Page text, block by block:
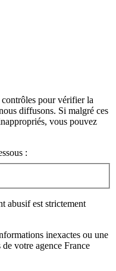
pour vérifier la
diffusons. Si malgré ces
vous pouvez
:
abusif est strictement
inexactes ou une
votre agence France